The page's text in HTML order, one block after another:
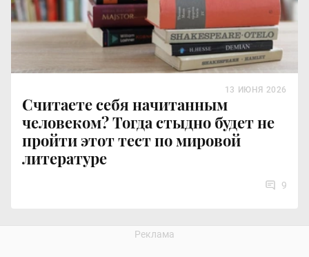
Считаете себя начитанным
человеком? Тогда стыдно будет не
пройти этот тест по мировой
литературе
13 ИЮНЯ 2026
9